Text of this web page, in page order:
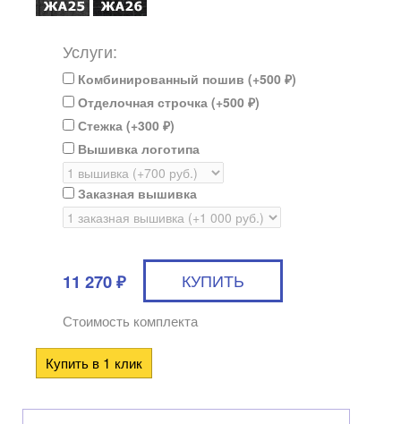
Услуги:
Комбинированный пошив (+500 ₽)
Отделочная строчка (+500 ₽)
Стежка (+300 ₽)
Вышивка логотипа
Заказная вышивка
11 270 ₽
Стоимость комплекта